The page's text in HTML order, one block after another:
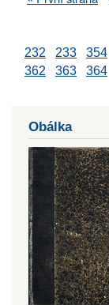
232 233 354
362
363 364
Obálka